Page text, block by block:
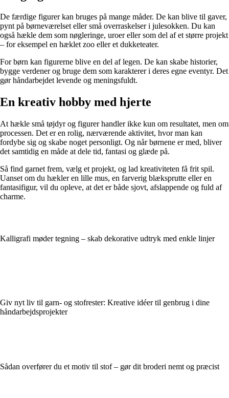
De færdige figurer kan bruges på mange måder. De kan blive til gaver,
pynt på børneværelset eller små overraskelser i julesokken. Du kan
også hækle dem som nøgleringe, uroer eller som del af et større projekt
– for eksempel en hæklet zoo eller et dukketeater.
For børn kan figurerne blive en del af legen. De kan skabe historier,
bygge verdener og bruge dem som karakterer i deres egne eventyr. Det
gør håndarbejdet levende og meningsfuldt.
En kreativ hobby med hjerte
At hækle små tøjdyr og figurer handler ikke kun om resultatet, men om
processen. Det er en rolig, nærværende aktivitet, hvor man kan
fordybe sig og skabe noget personligt. Og når børnene er med, bliver
det samtidig en måde at dele tid, fantasi og glæde på.
Så find garnet frem, vælg et projekt, og lad kreativiteten få frit spil.
Uanset om du hækler en lille mus, en farverig blæksprutte eller en
fantasifigur, vil du opleve, at det er både sjovt, afslappende og fuld af
charme.
Kalligrafi møder tegning – skab dekorative udtryk med enkle linjer
Giv nyt liv til garn- og stofrester: Kreative idéer til genbrug i dine
håndarbejdsprojekter
Sådan overfører du et motiv til stof – gør dit broderi nemt og præcist